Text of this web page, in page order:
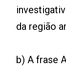
da região
b) A frase